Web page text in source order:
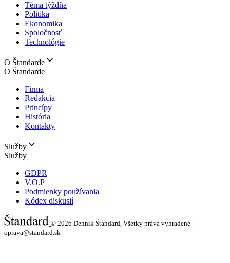
Téma týždňa
Politika
Ekonomika
Spoločnosť
Technológie
O Štandarde
O Štandarde
Firma
Redakcia
Princípy
História
Kontakty
Služby
Služby
GDPR
V.O.P
Podmienky používania
Kódex diskusií
© 2026 Denník Štandard, Všetky práva vyhradené |
oprava@standard.sk